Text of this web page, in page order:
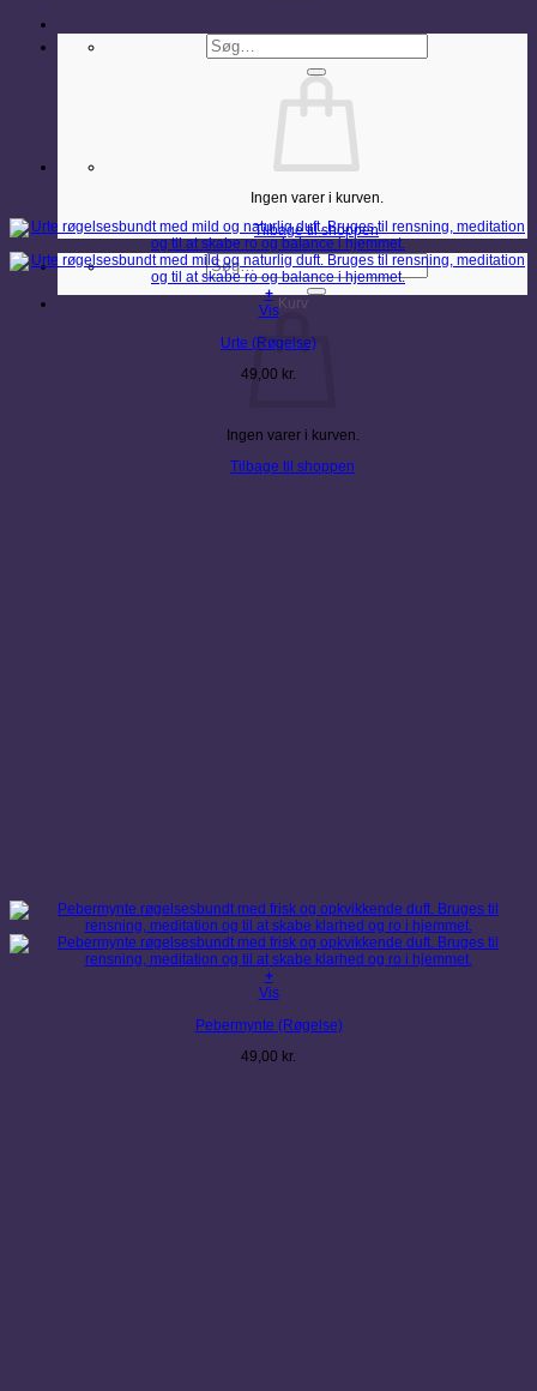
Søg
efter:
Ingen varer i kurven.
Tilbage til shoppen
Søg
efter:
Kurv
Ingen varer i kurven.
Tilbage til shoppen
+
Vis
Urte (Røgelse)
49,00 kr.
+
Vis
Pebermynte (Røgelse)
49,00 kr.